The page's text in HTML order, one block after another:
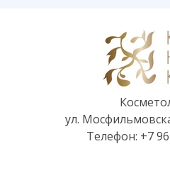
ул.
Телефон: +7